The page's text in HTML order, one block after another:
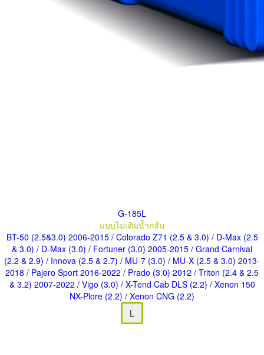
G-185L
แบบไม่เติมน้ำกลั่น
BT-50 (2.5&3.0) 2006-2015 / Colorado Z71 (2.5 & 3.0) / D-Max (2.5
& 3.0) / D-Max (3.0) / Fortuner (3.0) 2005-2015 / Grand Carnival
(2.2 & 2.9) / Innova (2.5 & 2.7) / MU-7 (3.0) / MU-X (2.5 & 3.0) 2013-
2018 / Pajero Sport 2016-2022 / Prado (3.0) 2012 / Triton (2.4 & 2.5
& 3.2) 2007-2022 / Vigo (3.0) / X-Tend Cab DLS (2.2) / Xenon 150
NX-Plore (2.2) / Xenon CNG (2.2)
L